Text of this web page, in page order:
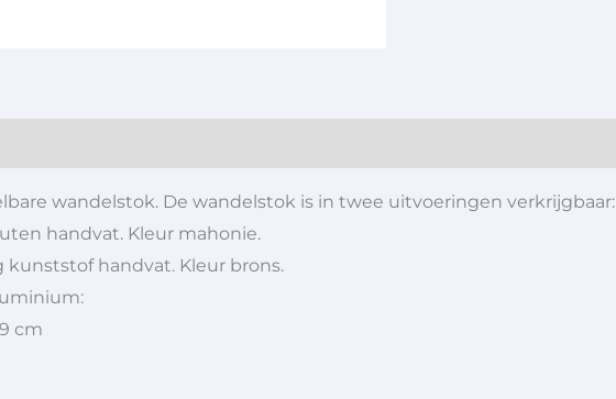
wandelstok. De wandelstok is in twee uitvoeringen verkrijgbaar:
handvat. Kleur mahonie.
handvat. Kleur brons.
cm